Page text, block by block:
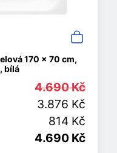
170 x 70 cm,
bílá
4.690 Kč
3.876 Kč
814 Kč
4.690 Kč